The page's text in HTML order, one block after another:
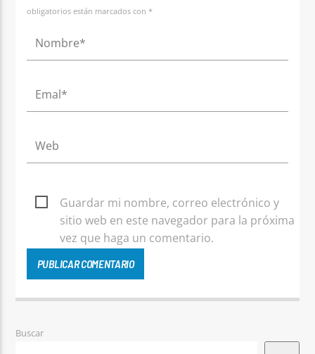
obligatorios están marcados con *
Guardar mi nombre, correo electrónico y
sitio web en este navegador para la próxima
vez que haga un comentario.
Buscar